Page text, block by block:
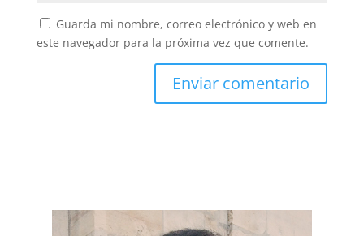
Guarda mi nombre, correo electrónico y web en
este navegador para la próxima vez que comente.